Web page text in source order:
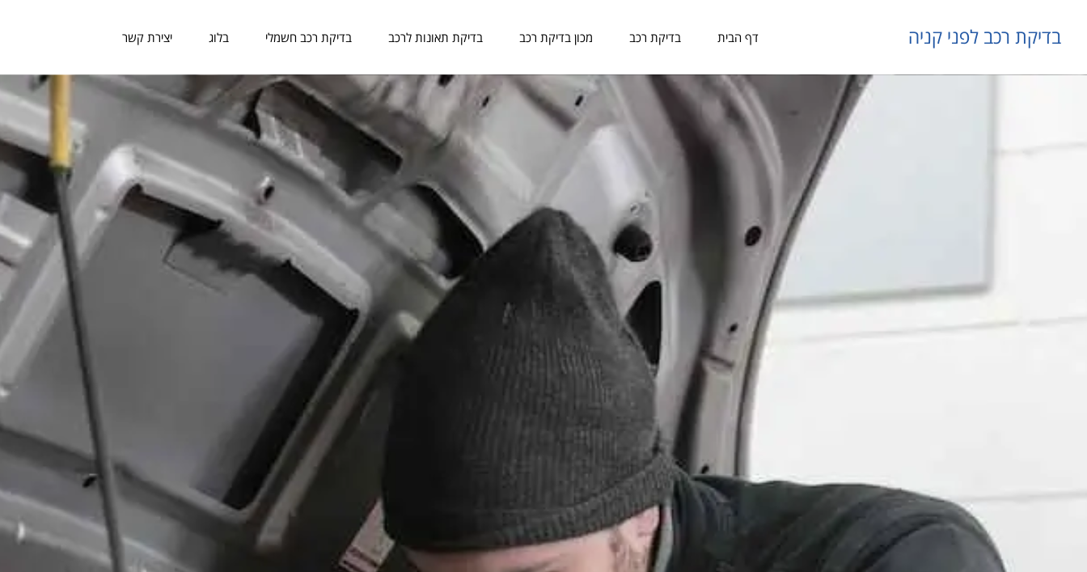
בדיקת רכב לפני קניה דף הבית בדיקת רכב מכון בדיקת רכב בדיקת תאונות לרכב בדיקת רכב חשמלי בלוג יצירת קשר